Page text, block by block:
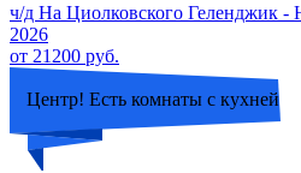
ч/д На Циолковского
2026
от 21200 руб.
Центр! Есть комнаты с кухней!